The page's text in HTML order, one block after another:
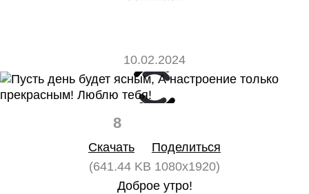
10.02.2024
8
Скачать
Поделиться
(641.44 KB 1080x1920)
Доброе утро!